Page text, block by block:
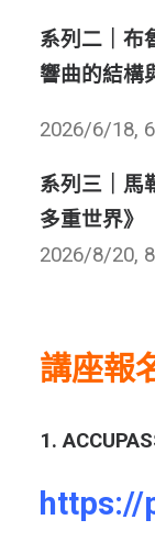
系列二｜布
響曲的結構
2026/6/18,
系列三｜馬
多重世界》
2026/8/20,
講座報
1.
https://